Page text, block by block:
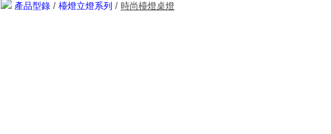
產品型錄 / 檯燈立燈系列 / 時尚檯燈桌燈